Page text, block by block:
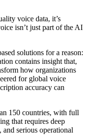
voice data, it’s
isn’t just part of the AI
solutions for a reason:
contains insight that,
how organizations
for global voice
accuracy can
150 countries, with full
that requires deep
serious operational